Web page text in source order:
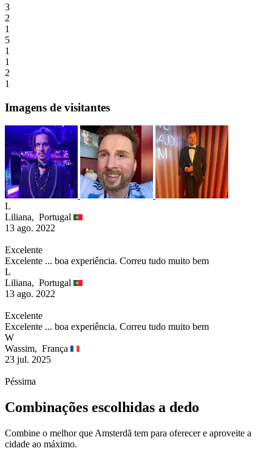
3
2
1
5
1
1
2
1
Imagens de visitantes
L
Liliana, Portugal
13 ago. 2022
Excelente
Excelente ... boa experiência. Correu tudo muito bem
L
Liliana, Portugal
13 ago. 2022
Excelente
Excelente ... boa experiência. Correu tudo muito bem
W
Wassim, França
23 jul. 2025
Péssima
Combinações escolhidas a dedo
Combine o melhor que Amsterdã tem para oferecer e aproveite a
cidade ao máximo.